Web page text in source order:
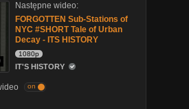
Następne wideo:
FORGOTTEN Sub-Stations of
NYC #SHORT Tale of Urban
Decay - ITS HISTORY
1080p
IT'S HISTORY
on